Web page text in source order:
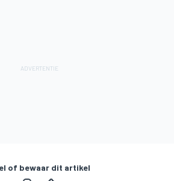
of bewaar dit artikel